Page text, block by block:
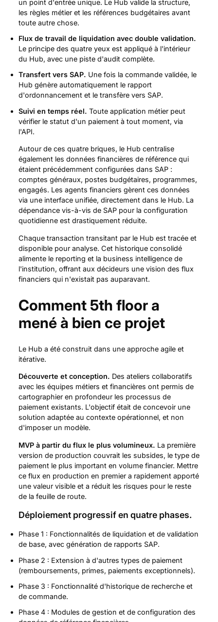
un point d'entrée unique. Le Hub valide la structure,
les règles métier et les références budgétaires avant
toute autre chose.
Flux de travail de liquidation avec double validation.
Le principe des quatre yeux est appliqué à l'intérieur
du Hub, avec une piste d'audit complète.
Transfert vers SAP. Une fois la commande validée, le
Hub génère automatiquement le rapport
d'ordonnancement et le transfère vers SAP.
Suivi en temps réel. Toute application métier peut
vérifier le statut d'un paiement à tout moment, via
l'API.
Autour de ces quatre briques, le Hub centralise
également les données financières de référence qui
étaient précédemment configurées dans SAP :
comptes généraux, postes budgétaires, programmes,
engagés. Les agents financiers gèrent ces données
via une interface unifiée, directement dans le Hub. La
dépendance vis-à-vis de SAP pour la configuration
quotidienne est drastiquement réduite.
Chaque transaction transitant par le Hub est tracée et
disponible pour analyse. Cet historique consolidé
alimente le reporting et la business intelligence de
l'institution, offrant aux décideurs une vision des flux
financiers qui n'existait pas auparavant.
Comment 5th floor a
mené à bien ce projet
Le Hub a été construit dans une approche agile et
itérative.
Découverte et conception. Des ateliers collaboratifs
avec les équipes métiers et financières ont permis de
cartographier en profondeur les processus de
paiement existants. L'objectif était de concevoir une
solution adaptée au contexte opérationnel, et non
d'imposer un modèle.
MVP à partir du flux le plus volumineux. La première
version de production couvrait les subsides, le type de
paiement le plus important en volume financier. Mettre
ce flux en production en premier a rapidement apporté
une valeur visible et a réduit les risques pour le reste
de la feuille de route.
Déploiement progressif en quatre phases.
Phase 1 : Fonctionnalités de liquidation et de validation
de base, avec génération de rapports SAP.
Phase 2 : Extension à d'autres types de paiement
(remboursements, primes, paiements exceptionnels).
Phase 3 : Fonctionnalité d'historique de recherche et
de commande.
Phase 4 : Modules de gestion et de configuration des